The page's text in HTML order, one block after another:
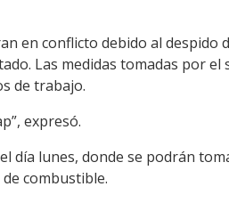
en conflicto debido al despido
Las medidas tomadas por
de trabajo.
expresó.
día lunes, donde se podrán
combustible.